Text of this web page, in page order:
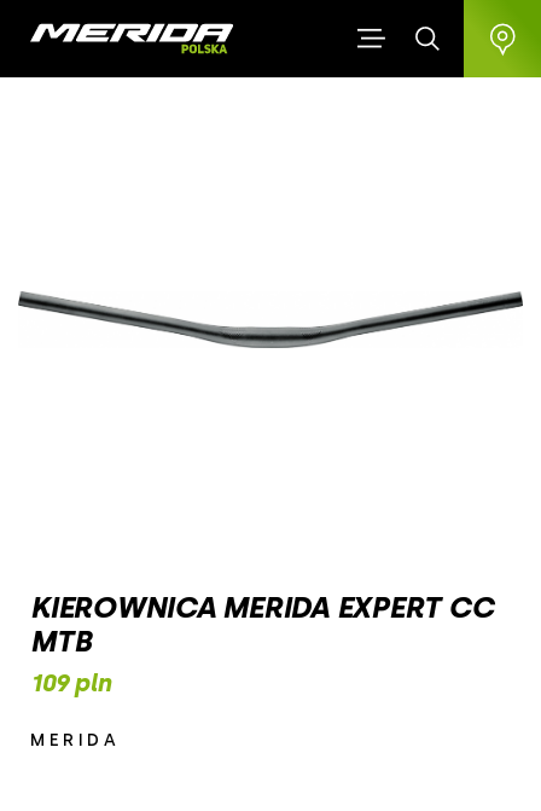
KIEROWNICA MERIDA EXPERT CC
MTB
109 pln
MERIDA